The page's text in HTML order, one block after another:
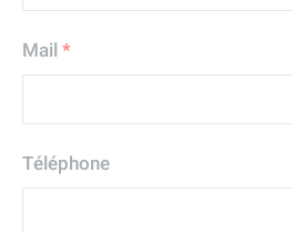
Mail *
Téléphone